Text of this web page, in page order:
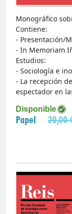
Disponible
Papel 20,00
Monográfico
Contiene:
- Presentación/
- In Memoriam
Estudios:
- Sociología e
- La recepción
espectador en